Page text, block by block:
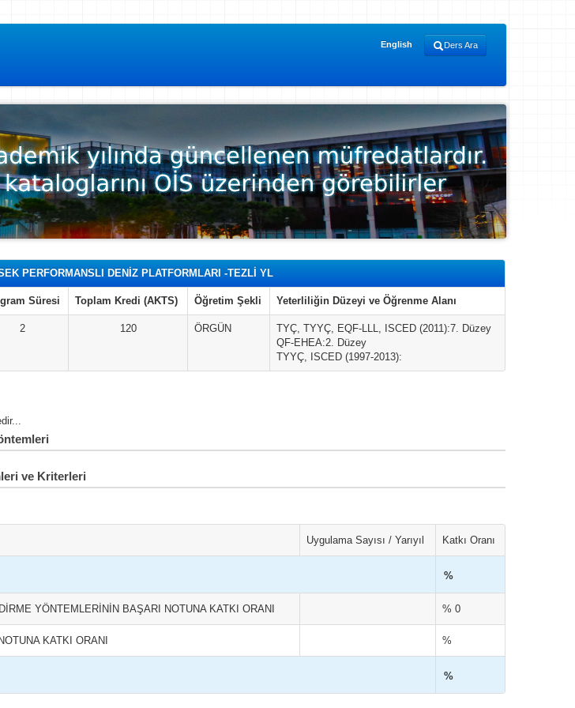
English Ders Ara
PERFORMANSLI DENİZ PLATFORMLARI -TEZLİ YL
Süresi Toplam Kredi (AKTS) Öğretim Şekli Yeterliliğin Düzeyi ve Öğrenme Alanı
2 120 ÖRGÜN
TYÇ, TYYÇ, EQF-LLL, ISCED (2011):7. Düzey
QF-EHEA:2. Düzey
TYYÇ, ISCED (1997-2013):
ve Kriterleri
Uygulama Sayısı / Yarıyıl Katkı Oranı
%
YÖNTEMLERİNİN BAŞARI NOTUNA KATKI ORANI % 0
KATKI ORANI %
%